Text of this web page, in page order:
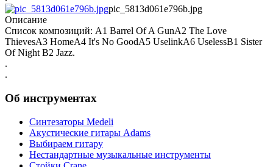
pic_5813d061e796b.jpg
Описание
Список композиций: A1 Barrel Of A GunA2 The Love
ThievesA3 HomeA4 It's No GoodA5 UselinkA6 UselessB1 Sister
Of Night B2 Jazz.
.
.
Об инструментах
Синтезаторы Мedeli
Акустические гитары Adams
Выбираем гитару
Нестандартные музыкальные инструменты